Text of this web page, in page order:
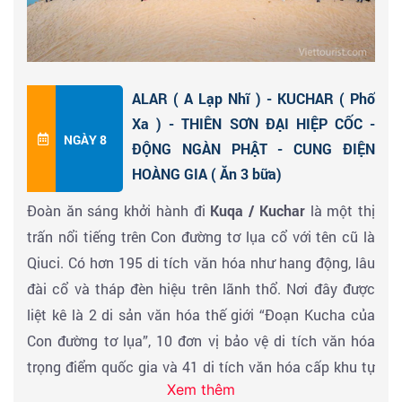
Đến Hotan Tham quan Thành phố cổ Yotgan- Yotgan
có nghĩa là quê hương của các vị vua theo ngôn ngữ
địa phương của Tân Cương. Nó giống như một lâu đài
trắng khổng lồ. Những ngôi nhà truyền thống của
Ayiwang chủ yếu có màu trắng, với những bức tranh
đầy màu sắc trên mái hiên, chạm khắc bằng gạch,
chạm khắc gỗ và trang trí lưới cửa sổ. Quý khách
check in chụp hình, Sức hấp dẫn của văn hóa và nghệ
thuật Khotan cổ xưa đã được ẩn giấu hàng ngàn năm
được thể hiện một cách sống động ở đây.
Đến giờ về khách sạn nhận phòng & ăn tối tại nhà
hàng - tự do khám pháChợ đêm Hotan, Quý khách
quan tâm đến các sản phẩm ngọc bích hoặc lụa địa
phương có thể săn các cửa hàng để tìm kiếm những
món hời.- nghỉ đêm khách sạn 4 SAO
là khu rừng Hồ Dương tự nhiên tiêu biểu nhất ở Trung
Quốc. Tháng 10 của mùa thu vàng, những cánh rừng
Hồ Dương ( Populus euphratica) tự nhiên dọc sông
Tahe ở thành phố Alar ( A Lạp Nhĩ), Tân Cương đều
nhuộm màu mùa thu. Dưới ánh nắng, rừng Populus
euphratica dường như được nhuộm một màu vàng
đậm tựa những bức tranh sơn dầu.
Đến A Lạp Nhĩ ( ALAR ) đoàn nhận phòng khách sạn
4SAO - Ăn tối nhận phòng nghỉ ngơi
NGÀY 8
ALAR ( A Lạp Nhĩ ) - KUCHAR ( Phố
Xa ) - THIÊN SƠN ĐẠI HIỆP CỐC -
ĐỘNG NGÀN PHẬT - CUNG ĐIỆN
HOÀNG GIA ( Ăn 3 bữa)
Đoàn ăn sáng khởi hành đi Kuqa / Kucharlà một thị
trấn nổi tiếng trên Con đường tơ lụa cổ với tên cũ là
Qiuci. Có hơn 195 di tích văn hóa như hang động, lâu
đài cổ và tháp đèn hiệu trên lãnh thổ. Nơi đây được
liệt kê là 2 di sản văn hóa thế giới “Đoạn Kucha của
Con đường tơ lụa”, 10 đơn vị bảo vệ di tích văn hóa
trọng điểm quốc gia và 41 di tích văn hóa cấp khu tự
Xem thêm